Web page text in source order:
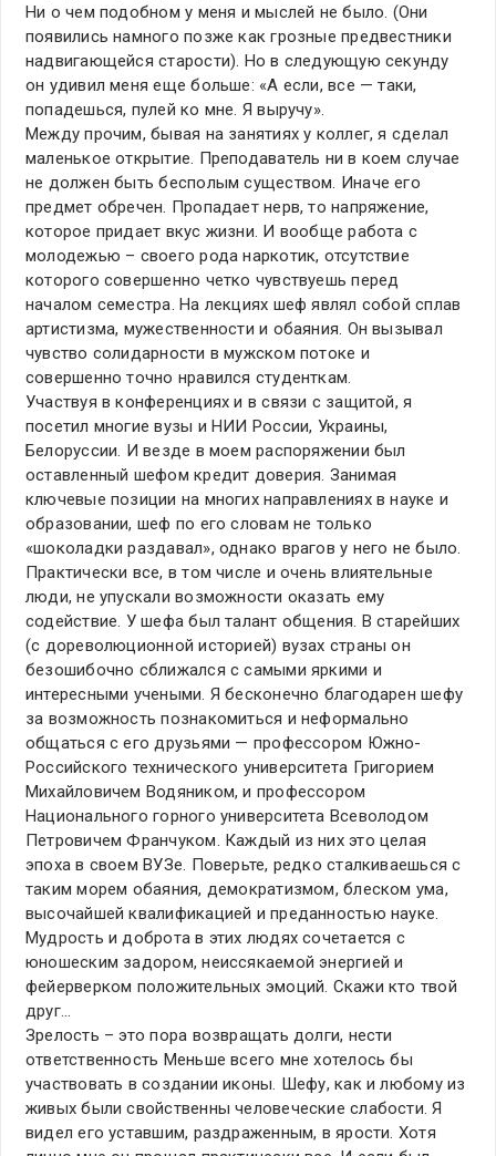
Ни о чем подобном у меня и мыслей не было. (Они
появились намного позже как грозные предвестники
надвигающейся старости). Но в следующую секунду
он удивил меня еще больше: «А если, все — таки,
попадешься, пулей ко мне. Я выручу».
Между прочим, бывая на занятиях у коллег, я сделал
маленькое открытие. Преподаватель ни в коем случае
не должен быть бесполым существом. Иначе его
предмет обречен. Пропадает нерв, то напряжение,
которое придает вкус жизни. И вообще работа с
молодежью – своего рода наркотик, отсутствие
которого совершенно четко чувствуешь перед
началом семестра. На лекциях шеф являл собой сплав
артистизма, мужественности и обаяния. Он вызывал
чувство солидарности в мужском потоке и
совершенно точно нравился студенткам.
Участвуя в конференциях и в связи с защитой, я
посетил многие вузы и НИИ России, Украины,
Белоруссии. И везде в моем распоряжении был
оставленный шефом кредит доверия. Занимая
ключевые позиции на многих направлениях в науке и
образовании, шеф по его словам не только
«шоколадки раздавал», однако врагов у него не было.
Практически все, в том числе и очень влиятельные
люди, не упускали возможности оказать ему
содействие. У шефа был талант общения. В старейших
(с дореволюционной историей) вузах страны он
безошибочно сближался с самыми яркими и
интересными учеными. Я бесконечно благодарен шефу
за возможность познакомиться и неформально
общаться с его друзьями — профессором Южно-
Российского технического университета Григорием
Михайловичем Водяником, и профессором
Национального горного университета Всеволодом
Петровичем Франчуком. Каждый из них это целая
эпоха в своем ВУЗе. Поверьте, редко сталкиваешься с
таким морем обаяния, демократизмом, блеском ума,
высочайшей квалификацией и преданностью науке.
Мудрость и доброта в этих людях сочетается с
юношеским задором, неиссякаемой энергией и
фейерверком положительных эмоций. Скажи кто твой
друг…
Зрелость – это пора возвращать долги, нести
ответственность Меньше всего мне хотелось бы
участвовать в создании иконы. Шефу, как и любому из
живых были свойственны человеческие слабости. Я
видел его уставшим, раздраженным, в ярости. Хотя